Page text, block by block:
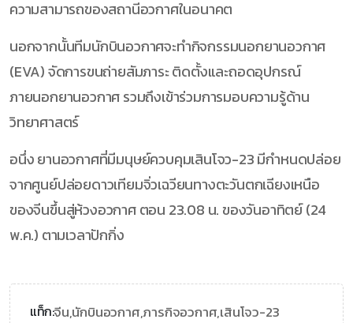
ความสามารถของสถานีอวกาศในอนาคต
นอกจากนั้นทีมนักบินอวกาศจะทำกิจกรรมนอกยานอวกาศ
(EVA) จัดการขนถ่ายสัมภาระ ติดตั้งและถอดอุปกรณ์
ภายนอกยานอวกาศ รวมถึงเข้าร่วมการมอบความรู้ด้าน
วิทยาศาสตร์
อนึ่ง ยานอวกาศที่มีมนุษย์ควบคุมเสินโจว-23 มีกำหนดปล่อย
จากศูนย์ปล่อยดาวเทียมจิ่วเฉวียนทางตะวันตกเฉียงเหนือ
ของจีนขึ้นสู่ห้วงอวกาศ ตอน 23.08 น. ของวันอาทิตย์ (24
พ.ค.) ตามเวลาปักกิ่ง
แท็ก:จีน,นักบินอวกาศ,ภารกิจอวกาศ,เสินโจว-23